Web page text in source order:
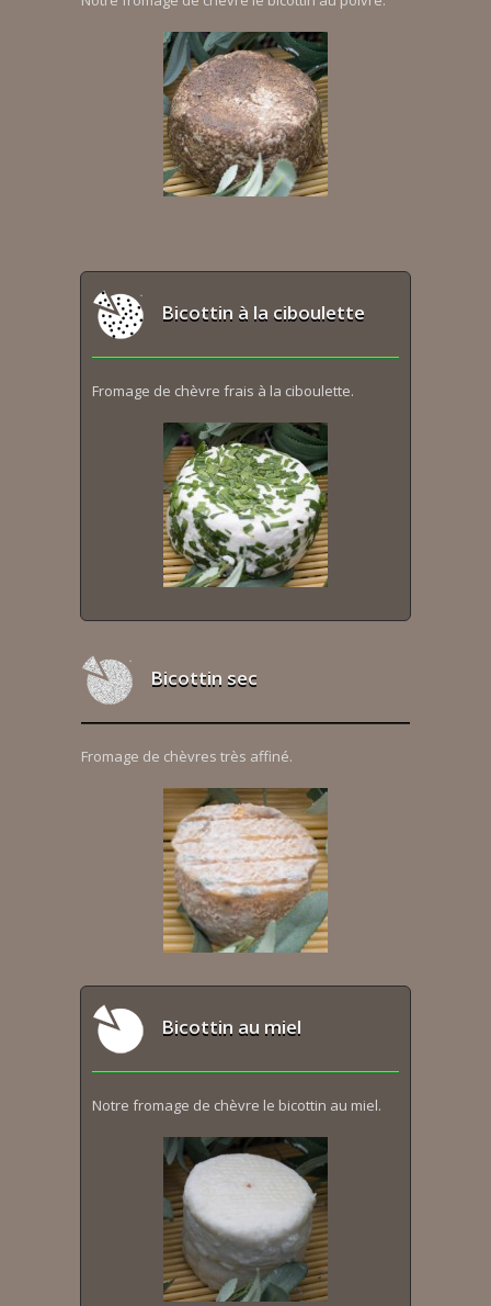
Bicottin à la ciboulette
Fromage de chèvre frais à la ciboulette.
Bicottin sec
Fromage de chèvres très affiné.
Bicottin au miel
Notre fromage de chèvre le bicottin au miel.